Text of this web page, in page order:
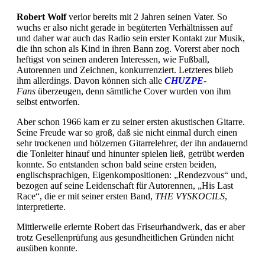
Robert Wolf verlor bereits mit 2 Jahren seinen Vater. So
wuchs er also nicht gerade in begüterten Verhältnissen auf
und daher war auch das Radio sein erster Kontakt zur Musik,
die ihn schon als Kind in ihren Bann zog. Vorerst aber noch
heftigst von seinen anderen Interessen, wie Fußball,
Autorennen und Zeichnen, konkurrenziert. Letzteres blieb
ihm allerdings. Davon können sich alle CHUZPE-
Fans überzeugen, denn sämtliche Cover wurden von ihm
selbst entworfen.
Aber schon 1966 kam er zu seiner ersten akustischen Gitarre.
Seine Freude war so groß, daß sie nicht einmal durch einen
sehr trockenen und hölzernen Gitarrelehrer, der ihn andauernd
die Tonleiter hinauf und hinunter spielen ließ, getrübt werden
konnte. So entstanden schon bald seine ersten beiden,
englischsprachigen, Eigenkompositionen: „Rendezvous“ und,
bezogen auf seine Leidenschaft für Autorennen, „His Last
Race“, die er mit seiner ersten Band, THE VYSKOCILS,
interpretierte.
Mittlerweile erlernte Robert das Friseurhandwerk, das er aber
trotz Gesellenprüfung aus gesundheitlichen Gründen nicht
ausüben konnte.